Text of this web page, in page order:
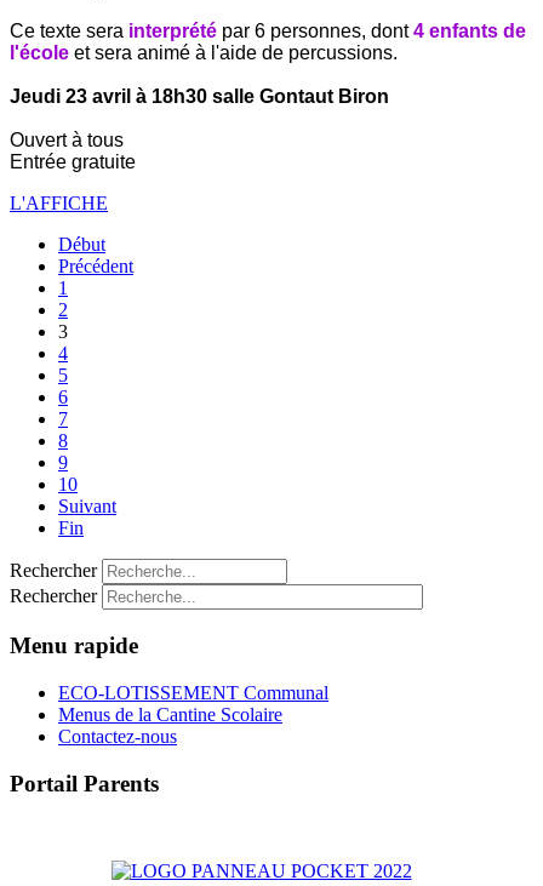
Ce texte sera interprété par 6 personnes, dont4 enfants de
l'école et sera animé à l'aide de percussions.
Jeudi 23 avril à 18h30 salle Gontaut Biron
Ouvert à tous
Entrée gratuite
L'AFFICHE
Début
Précédent
1
2
3
4
5
6
7
8
9
10
Suivant
Fin
Rechercher
Rechercher
Menu rapide
ECO-LOTISSEMENT Communal
Menus de la Cantine Scolaire
Contactez-nous
Portail Parents